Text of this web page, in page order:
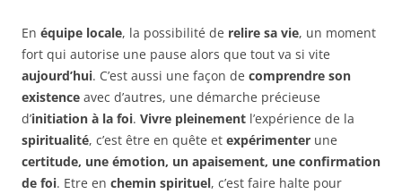
En équipe locale, la possibilité de relire sa vie, un moment
fort qui autorise une pause alors que tout va si vite
aujourd’hui. C’est aussi une façon de comprendre son
existence avec d’autres, une démarche précieuse
d’initiation à la foi. Vivre pleinement l’expérience de la
spiritualité, c’est être en quête et expérimenter une
certitude, une émotion, un apaisement, une confirmation
de foi. Etre en chemin spirituel, c’est faire halte pour